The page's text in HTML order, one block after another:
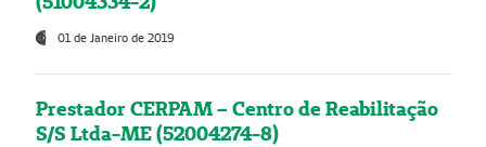
01 de Janeiro de 2019
Prestador CERPAM – Centro de Reabilitação
S/S Ltda-ME (52004274-8)